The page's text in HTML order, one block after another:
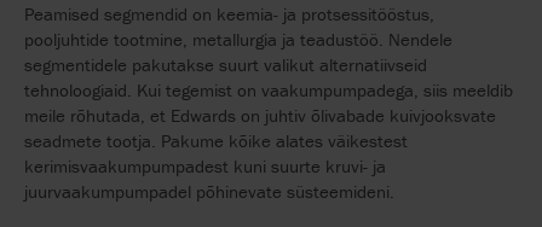
Peamised segmendid on keemia- ja protsessitööstus,
pooljuhtide tootmine, metallurgia ja teadustöö. Nendele
segmentidele pakutakse suurt valikut alternatiivseid
tehnoloogiaid. Kui tegemist on vaakumpumpadega, siis meeldib
meile rõhutada, et Edwards on juhtiv õlivabade kuivjooksvate
seadmete tootja. Pakume kõike alates väikestest
kerimisvaakumpumpadest kuni suurte kruvi- ja
juurvaakumpumpadel põhinevate süsteemideni.